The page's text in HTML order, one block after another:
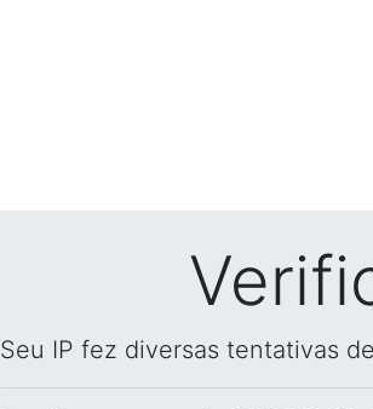
Seu IP fez diversas tentativas